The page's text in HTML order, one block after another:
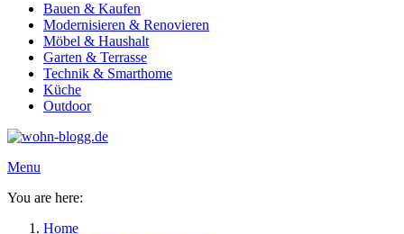
Bauen & Kaufen
Modernisieren & Renovieren
Möbel & Haushalt
Garten & Terrasse
Technik & Smarthome
Küche
Outdoor
Menu
You are here:
Home